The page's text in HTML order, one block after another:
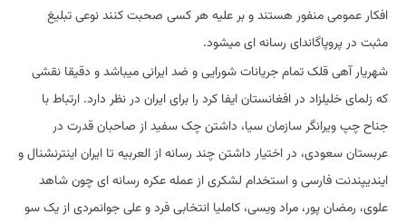
افکار عمومی منفور هستند و بر علیه هر کسی صحبت کنند نوعی تبلیغ
مثبت در پروپاگاندای رسانه ای میشود.
شهریار آهی قلک تمام جریانات شورایی و ضد ایرانی میباشد و دقیقا نقشی
که زلمای خلیلزاد در افغانستان ایفا کرد را برای ایران در نظر دارد. ارتباط با
جناح چپ ویرانگر سازمان سیا، داشتن چک سفید از صاحبان قدرت در
عربستان سعودی، در اختیار داشتن چند رسانه از العربیه تا ایران اینترنشنال و
ایندیپندنت فارسی و استخدام لشکری از عمله عکره رسانه ای چون شاهد
علوی، رمضان پور، مراد ویسی، کاملیا انتخابی فرد و علی جوانمردی از یک سو